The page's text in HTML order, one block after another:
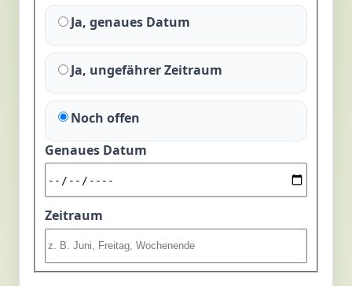
Ja, genaues Datum
Ja, ungefährer Zeitraum
Noch offen
Genaues Datum
Zeitraum